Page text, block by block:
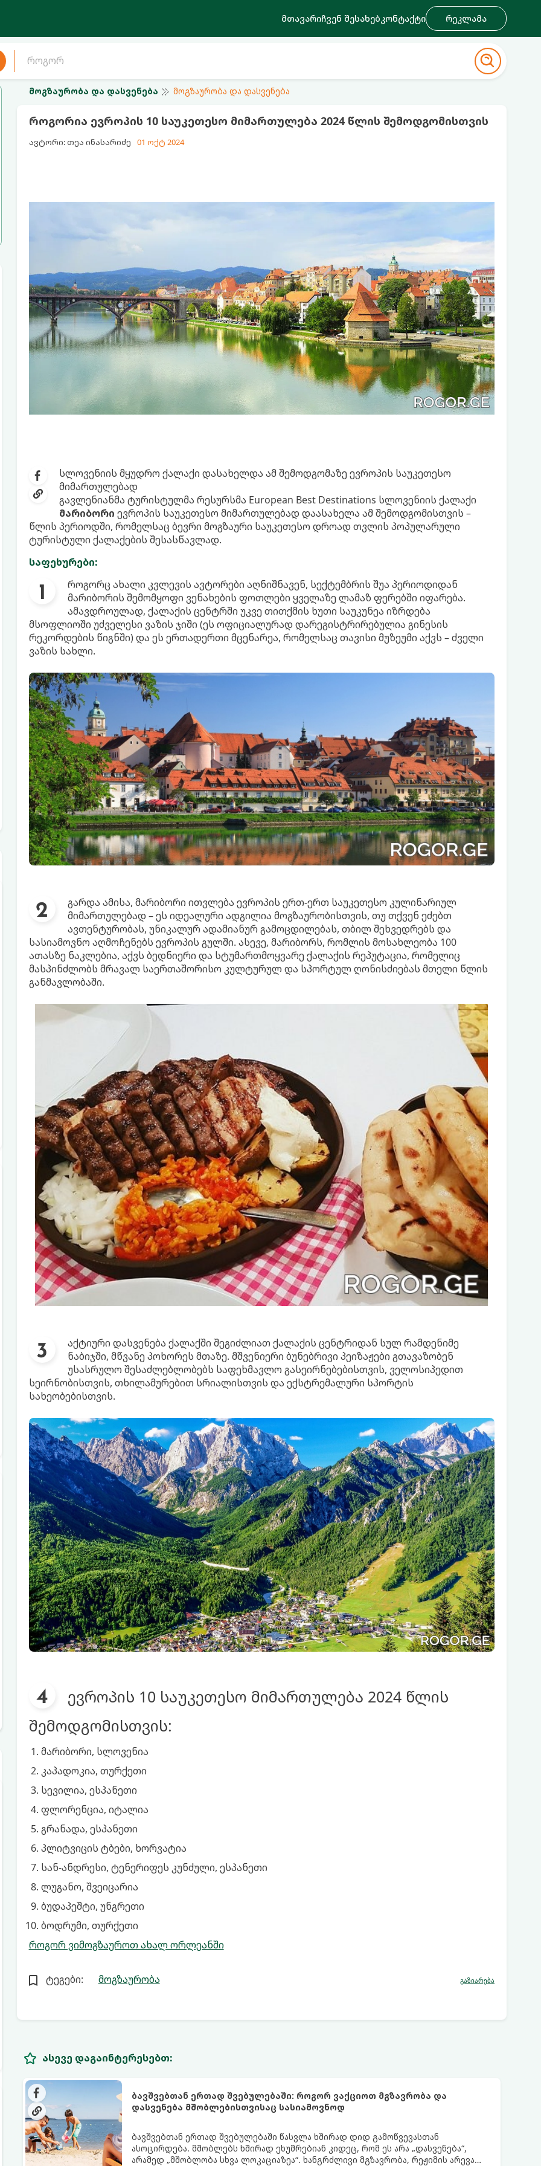
მთავარიჩვენ შესახებკონტაქტი რეკლამა
მოგზაურობა და დასვენება მოგზაურობა და დასვენება
როგორია ევროპის 10 საუკეთესო მიმართულება 2024 წლის შემოდგომისთვის
ავტორი: თეა ინასარიძე 01 ოქტ 2024
სლოვენიის მყუდრო ქალაქი დასახელდა ამ შემოდგომაზე ევროპის საუკეთესო
მიმართულებად
გავლენიანმა ტურისტულმა რესურსმა European Best Destinations სლოვენიის ქალაქი
მარიბორი ევროპის საუკეთესო მიმართულებად დაასახელა ამ შემოდგომისთვის –
წლის პერიოდში, რომელსაც ბევრი მოგზაური საუკეთესო დროად თვლის პოპულარული
ტურისტული ქალაქების შესასწავლად.
საფეხურები:
როგორც ახალი კვლევის ავტორები აღნიშნავენ, სექტემბრის შუა პერიოდიდან
მარიბორის შემომყოფი ვენახების ფოთლები ყველაზე ლამაზ ფერებში იფარება.
ამავდროულად, ქალაქის ცენტრში უკვე თითქმის ხუთი საუკუნეა იზრდება
მსოფლიოში უძველესი ვაზის ჯიში (ეს ოფიციალურად დარეგისტრირებულია გინესის
რეკორდების წიგნში) და ეს ერთადერთი მცენარეა, რომელსაც თავისი მუზეუმი აქვს – ძველი
ვაზის სახლი.
გარდა ამისა, მარიბორი ითვლება ევროპის ერთ-ერთ საუკეთესო კულინარიულ
მიმართულებად – ეს იდეალური ადგილია მოგზაურობისთვის, თუ თქვენ ეძებთ
ავთენტურობას, უნიკალურ ადამიანურ გამოცდილებას, თბილ შეხვედრებს და
სასიამოვნო აღმოჩენებს ევროპის გულში. ასევე, მარიბორს, რომლის მოსახლეობა 100
ათასზე ნაკლებია, აქვს ბედნიერი და სტუმართმოყვარე ქალაქის რეპუტაცია, რომელიც
მასპინძლობს მრავალ საერთაშორისო კულტურულ და სპორტულ ღონისძიებას მთელი წლის
განმავლობაში.
აქტიური დასვენება ქალაქში შეგიძლიათ ქალაქის ცენტრიდან სულ რამდენიმე
ნაბიჯში, მწვანე პოხორეს მთაზე. მშვენიერი ბუნებრივი პეიზაჟები გთავაზობენ
უსასრულო შესაძლებლობებს საფეხმავლო გასეირნებებისთვის, ველოსიპედით
სეირნობისთვის, თხილამურებით სრიალისთვის და ექსტრემალური სპორტის
სახეობებისთვის.
ევროპის 10 საუკეთესო მიმართულება 2024 წლის
შემოდგომისთვის:
მარიბორი, სლოვენია
კაპადოკია, თურქეთი
სევილია, ესპანეთი
ფლორენცია, იტალია
გრანადა, ესპანეთი
პლიტვიცის ტბები, ხორვატია
სან-ანდრესი, ტენერიფეს კუნძული, ესპანეთი
ლუგანო, შვეიცარია
ბუდაპეშტი, უნგრეთი
ბოდრუმი, თურქეთი
როგორ ვიმოგზაუროთ ახალ ორლეანში
ტეგები: მოგზაურობა გაზიარება
ასევე დაგაინტერესებთ:
ბავშვებთან ერთად შვებულებაში: როგორ ვაქციოთ მგზავრობა და
დასვენება მშობლებისთვისაც სასიამოვნოდ
ბავშვებთან ერთად შვებულებაში წასვლა ხშირად დიდ გამოწვევასთან
ასოცირდება. მშობლებს ხშირად ეხუმრებიან კიდეც, რომ ეს არა „დასვენება“,
არამედ „მშობლობა სხვა ლოკაციაზეა“. ხანგრძლივი მგზავრობა, რეჟიმის არევა